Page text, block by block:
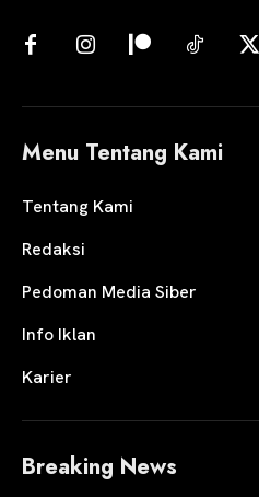
Menu Tentang Kami
Tentang Kami
Redaksi
Pedoman Media Siber
Info Iklan
Karier
Breaking News